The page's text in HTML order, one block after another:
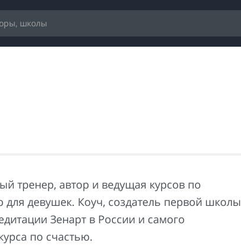
тренер, автор и ведущая курсов по
для девушек. Коуч, создатель первой школы
Зенарт в России и самого
по счастью.